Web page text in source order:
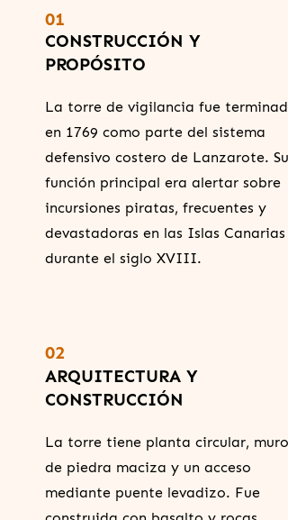
01
CONSTRUCCIÓN Y
PROPÓSITO
La torre de vigilancia fue terminada
en 1769 como parte del sistema
defensivo costero de Lanzarote. Su
función principal era alertar sobre
incursiones piratas, frecuentes y
devastadoras en las Islas Canarias
durante el siglo XVIII.
02
ARQUITECTURA Y
CONSTRUCCIÓN
La torre tiene planta circular, muros
de piedra maciza y un acceso
mediante puente levadizo. Fue